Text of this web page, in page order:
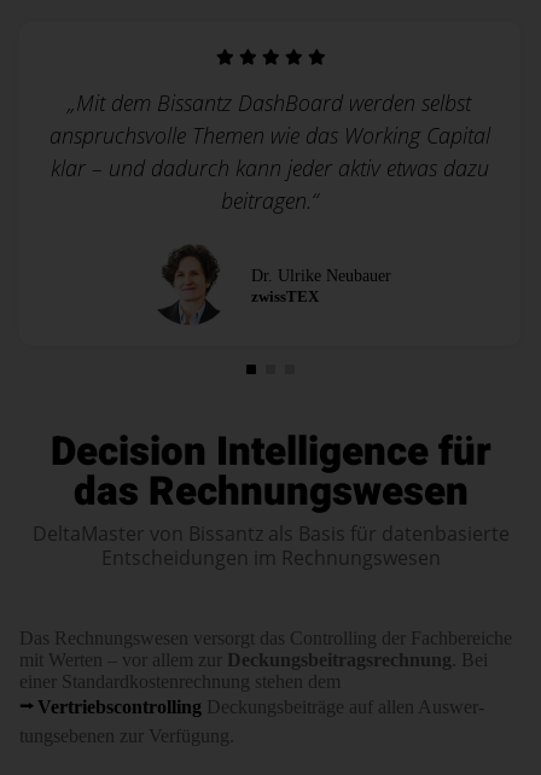
„Mit dem Bissantz DashBoard werden selbst
anspruchsvolle Themen wie das Working Capital
klar – und dadurch kann jeder aktiv etwas dazu
beitragen.“
Dr. Ulrike Neubauer
zwissTEX
Decision Intelligence für
das Rechnungswesen
DeltaMaster von Bissantz als Basis für datenbasierte
Entscheidungen im Rechnungswesen
Das Rechnungswesen versorgt das Controlling der Fach­bereiche
mit Werten – vor allem zur Deckungs­bei­trags­rechnung . Bei
einer Stand­ard­koste­nrechnung stehen dem
Vertriebscontrolling Deckungs­beiträge auf allen Auswer­
tungs­ebenen zur Verfügung.